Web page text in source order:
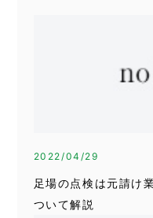
2022/04/29
足場の点検は元請け
ついて解説